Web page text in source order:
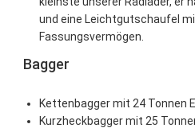
und eine Leichtgutschaufel
Fassungsvermögen.
Bagger
Kettenbagger mit 24 Tonnen
Kurzheckbagger mit 25